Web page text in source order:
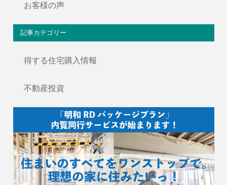
お客様の声
記事カテゴリー
得する住宅購入情報
不動産投資